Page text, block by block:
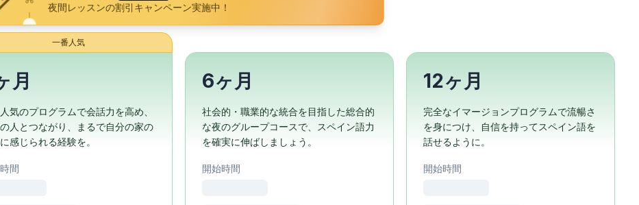
ラム
語学校
コース
ン
ートレッスン
夜間レッスンの割引キャンペーン実施中！
一番人気
月
気のプログラムで会話力を高め、
人とつながり、まるで自分の家の
感じられる経験を。
間
6ヶ月
社会的・職業的な統合を目指した総合的
な夜のグループコースで、スペイン語力
を確実に伸ばしましょう。
開始時間
12ヶ月
完全なイマージョンプログラムで流暢さ
を身につけ、自信を持ってスペイン語を
話せるように。
開始時間